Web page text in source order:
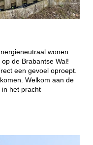
wonen
de Brabantse Wal!
een gevoel oproept.
Welkom aan de
in het pracht